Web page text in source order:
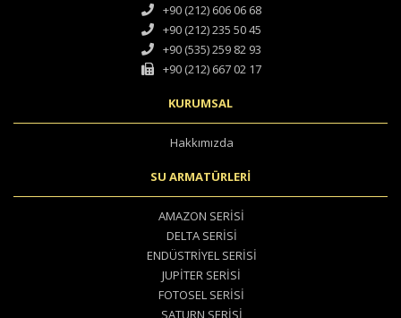
+90 (212) 606 06 68
+90 (212) 235 50 45
+90 (535) 259 82 93
+90 (212) 667 02 17
KURUMSAL
Hakkımızda
SU ARMATÜRLERİ
AMAZON SERİSİ
DELTA SERİSİ
ENDÜSTRİYEL SERİSİ
JUPİTER SERİSİ
FOTOSEL SERİSİ
SATURN SERİSİ